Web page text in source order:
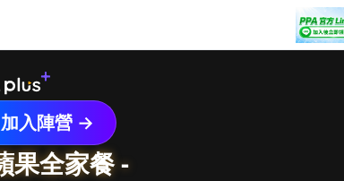
入陣營 →
果全家餐 -